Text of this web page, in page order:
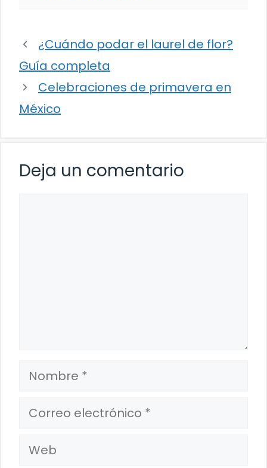
¿Cuándo podar el laurel de flor?
Guía completa
Celebraciones de primavera en
México
Deja un comentario
Nombre
Correo
electrónico
Web